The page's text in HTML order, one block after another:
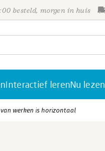
besteld, morgen in huis
Interactief lerenNu lezen
werken is horizontaal